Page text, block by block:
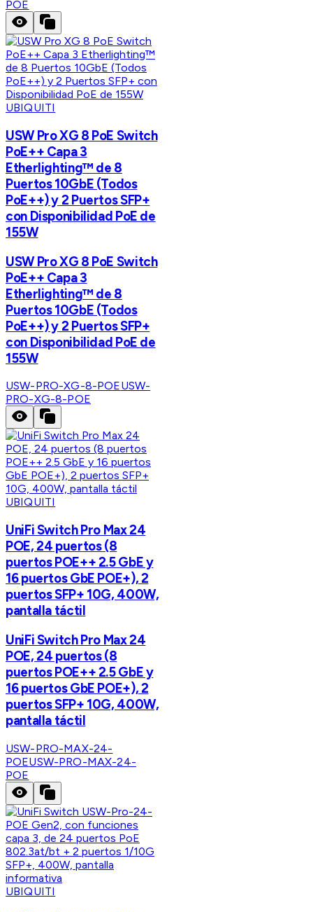
POE
UBIQUITI
USW Pro XG 8 PoE Switch
PoE++ Capa 3
Etherlighting™ de 8
Puertos 10GbE (Todos
PoE++) y 2 Puertos SFP+
con Disponibilidad PoE de
155W
USW Pro XG 8 PoE Switch
PoE++ Capa 3
Etherlighting™ de 8
Puertos 10GbE (Todos
PoE++) y 2 Puertos SFP+
con Disponibilidad PoE de
155W
USW-PRO-XG-8-POEUSW-
PRO-XG-8-POE
UBIQUITI
UniFi Switch Pro Max 24
POE, 24 puertos (8
puertos POE++ 2.5 GbE y
16 puertos GbE POE+), 2
puertos SFP+ 10G, 400W,
pantalla táctil
UniFi Switch Pro Max 24
POE, 24 puertos (8
puertos POE++ 2.5 GbE y
16 puertos GbE POE+), 2
puertos SFP+ 10G, 400W,
pantalla táctil
USW-PRO-MAX-24-
POEUSW-PRO-MAX-24-
POE
UBIQUITI